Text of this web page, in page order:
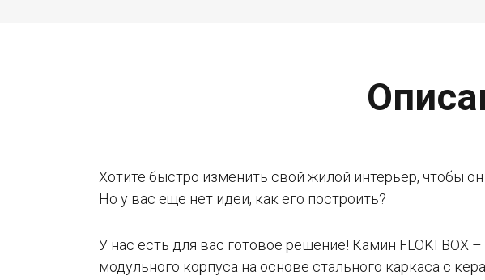
Хотите быстро изменить свой жилой интерьер, чтобы
Но у вас еще нет идеи, как его построить?
У нас есть для вас готовое решение! Камин FLOKI BOX
модульного корпуса на основе стального каркаса с